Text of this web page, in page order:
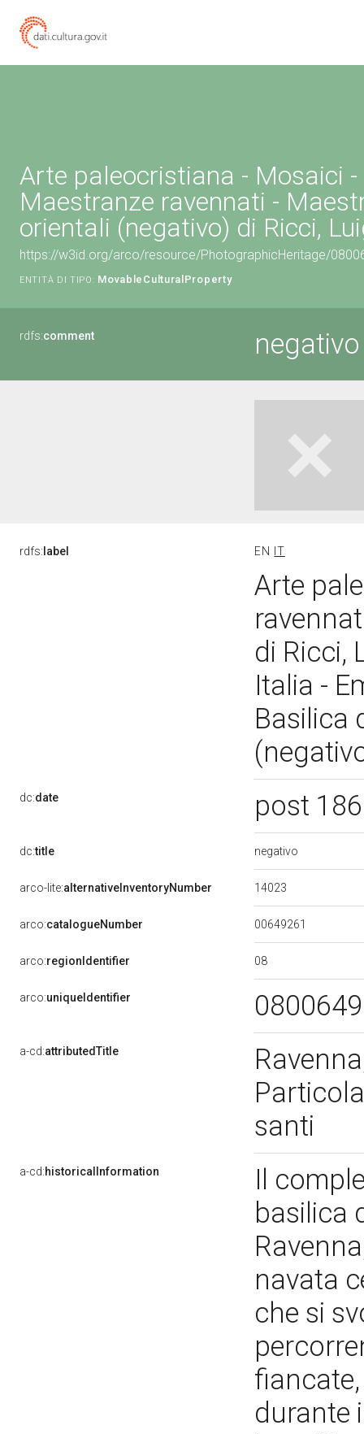
Arte paleocristiana - Mosaici -
Maestranze ravennati -
orientali (negativo) di Ricci,
https://w3id.org/arco/resource/PhotographicHeritage/
ENTITÀ DI TIPO: MovableCulturalProperty
rdfs:comment negativo
rdfs: label EN IT
Arte
di Ricci,
Italia -
Basilica
dc:date post
dc:title negativo
arco-lite:alternativeInventoryNumber 14023
arco:catalogueNumber 00649261
arco:regionIdentifier 08
arco:uniqueIdentifier
a-cd:attributedTitle
santi
a-cd:historicalInformation
Il
basilica
navata
che si
durante